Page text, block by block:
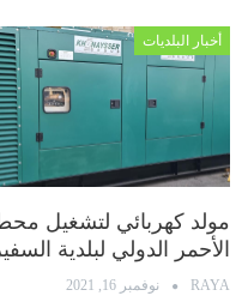
أخبار البلديات
مولد كهربائي لتشغيل
الأحمر الدولي لبلدية
RAYA نوفمبر 16, 2021